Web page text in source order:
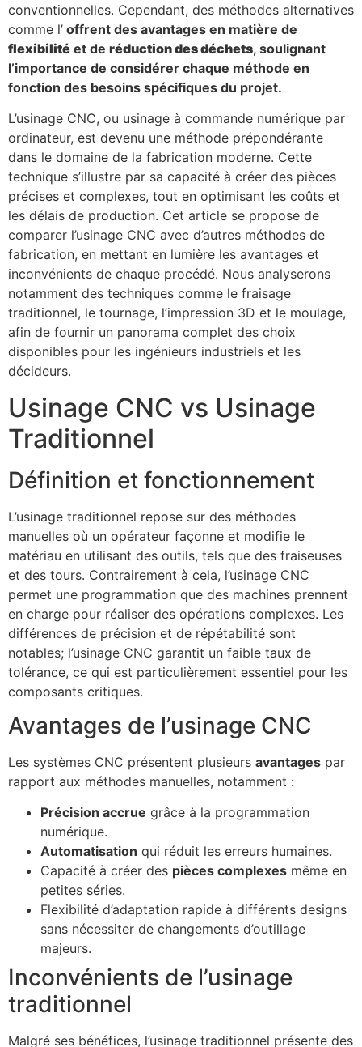
conventionnelles. Cependant, des méthodes alternatives
comme l’ offrent des avantages en matière de
flexibilité et de réduction des déchets, soulignant
l’importance de considérer chaque méthode en
fonction des besoins spécifiques du projet.
L’usinage CNC, ou usinage à commande numérique par
ordinateur, est devenu une méthode prépondérante
dans le domaine de la fabrication moderne. Cette
technique s’illustre par sa capacité à créer des pièces
précises et complexes, tout en optimisant les coûts et
les délais de production. Cet article se propose de
comparer l’usinage CNC avec d’autres méthodes de
fabrication, en mettant en lumière les avantages et
inconvénients de chaque procédé. Nous analyserons
notamment des techniques comme le fraisage
traditionnel, le tournage, l’impression 3D et le moulage,
afin de fournir un panorama complet des choix
disponibles pour les ingénieurs industriels et les
décideurs.
Usinage CNC vs Usinage
Traditionnel
Définition et fonctionnement
L’usinage traditionnel repose sur des méthodes
manuelles où un opérateur façonne et modifie le
matériau en utilisant des outils, tels que des fraiseuses
et des tours. Contrairement à cela, l’usinage CNC
permet une programmation que des machines prennent
en charge pour réaliser des opérations complexes. Les
différences de précision et de répétabilité sont
notables; l’usinage CNC garantit un faible taux de
tolérance, ce qui est particulièrement essentiel pour les
composants critiques.
Avantages de l’usinage CNC
Les systèmes CNC présentent plusieurs avantages par
rapport aux méthodes manuelles, notamment :
Précision accrue grâce à la programmation
numérique.
Automatisation qui réduit les erreurs humaines.
Capacité à créer des pièces complexes même en
petites séries.
Flexibilité d’adaptation rapide à différents designs
sans nécessiter de changements d’outillage
majeurs.
Inconvénients de l’usinage
traditionnel
Malgré ses bénéfices, l’usinage traditionnel présente des